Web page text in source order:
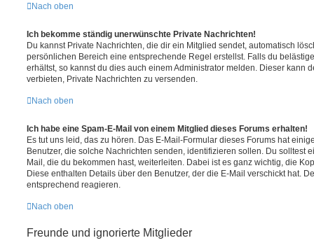
Nach oben
Ich bekomme ständig unerwünschte Private Nachrichten!
Du kannst Private Nachrichten, die dir ein Mitglied sendet, automatisch
persönlichen Bereich eine entsprechende Regel erstellst. Falls du
erhältst, so kannst du dies auch einem Administrator melden. Dieser kann
verbieten, Private Nachrichten zu versenden.
Nach oben
Ich habe eine Spam-E-Mail von einem Mitglied dieses Forums erhalten!
Es tut uns leid, das zu hören. Das E-Mail-Formular dieses Forums hat
Benutzer, die solche Nachrichten senden, identifizieren sollen. Du solltest
Mail, die du bekommen hast, weiterleiten. Dabei ist es ganz wichtig, die
Diese enthalten Details über den Benutzer, der die E-Mail verschickt hat.
entsprechend reagieren.
Nach oben
Freunde und ignorierte Mitglieder